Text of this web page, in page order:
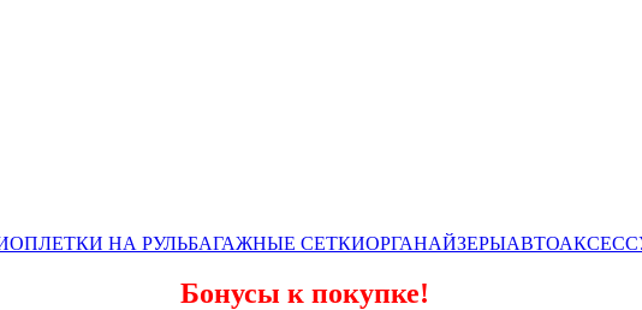
ОПЛЕТКИ НА РУЛЬБАГАЖНЫЕ СЕТКИОРГАНАЙЗЕРЫ
Бонусы к покупке!